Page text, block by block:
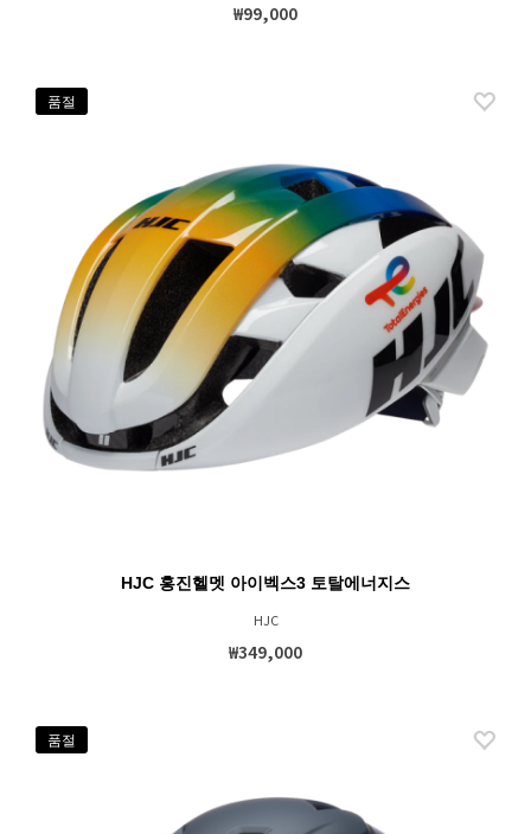
₩99,000
품절
HJC 홍진헬멧 아이벡스3 토탈에너지스
HJC
₩349,000
품절